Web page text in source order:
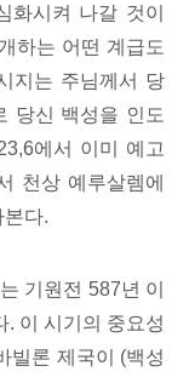
화시켜 나갈 것이
하는 어떤 계급도
지는 주님께서 당
당신 백성을 인도
에서 이미 예고
천상 예루살렘에
다.
기원전 587년 이
. 이 시기의 중요성
빌론 제국이 (백성